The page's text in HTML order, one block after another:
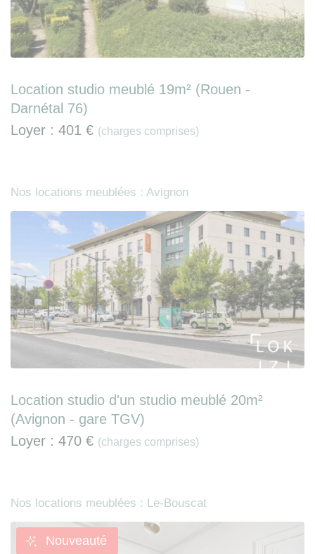
Location studio meublé 19m² (Rouen -
Darnétal 76)
Loyer : 401 € (charges comprises)
Nos locations meublées : Avignon
Location studio d'un studio meublé 20m²
(Avignon - gare TGV)
Loyer : 470 € (charges comprises)
Nos locations meublées : Le-Bouscat
Nouveauté